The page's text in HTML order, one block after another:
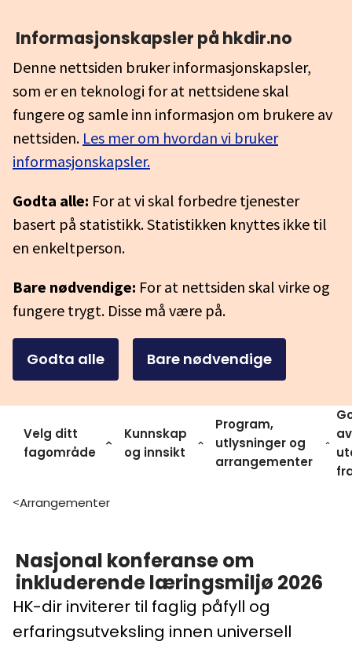
Informasjonskapsler på hkdir.no
Denne nettsiden bruker informasjonskapsler,
som er en teknologi for at nettsidene skal
fungere og samle inn informasjon om brukere av
nettsiden. Les mer om hvordan vi bruker
informasjonskapsler.
Godta alle: For at vi skal forbedre tjenester
basert på statistikk. Statistikken knyttes ikke til
en enkeltperson.
Bare nødvendige: For at nettsiden skal virke og
fungere trygt. Disse må være på.
Godta alle Bare nødvendige
Velg ditt
fagområde
Kunnskap
og innsikt
Program,
utlysninger og
arrangementer
av
>Arrangementer
Nasjonal konferanse om
inkluderende læringsmiljø 2026
HK-dir inviterer til faglig påfyll og
erfaringsutveksling innen universell